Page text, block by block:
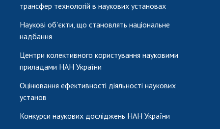
трансфер технологій в наукових установах
Наукові об'єкти, що становлять національне
надбання
Центри колективного користування науковими
приладами НАН України
Оцінювання ефективності діяльності наукових
установ
Конкурси наукових досліджень НАН України